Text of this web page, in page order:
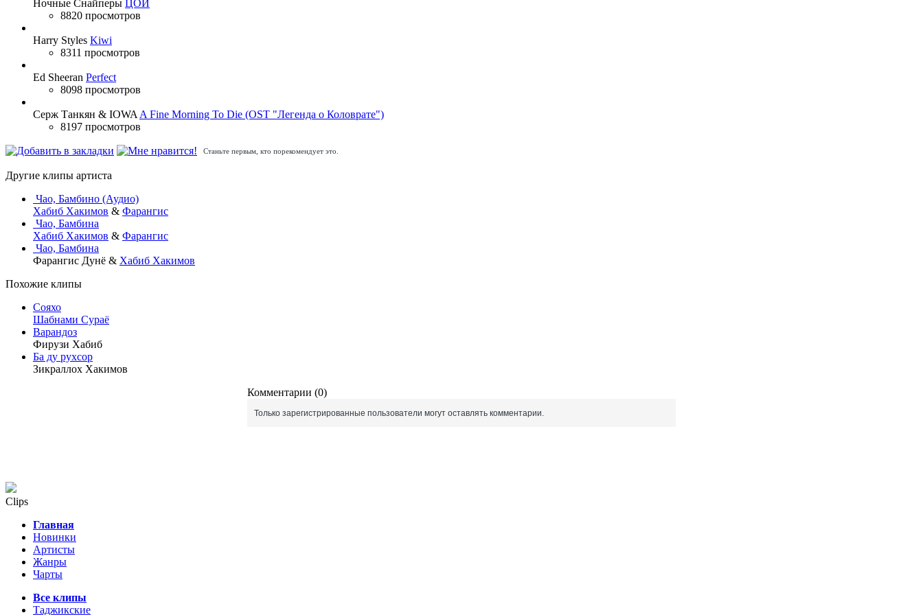
Ночные Снайперы ЦОЙ
8820 просмотров
Harry Styles Kiwi
8311 просмотров
Ed Sheeran Perfect
8098 просмотров
Серж Танкян & IOWA A Fine Morning To Die (OST "Легенда о Коловрате")
8197 просмотров
Станьте первым, кто порекомендует это.
Другие клипы артиста
Чао, Бамбино (Аудио)
Хабиб Хакимов & Фарангис
Чао, Бамбина
Хабиб Хакимов & Фарангис
Чао, Бамбина
Фарангис Дунё & Хабиб Хакимов
Похожие клипы
Сояхо
Шабнами Сураё
Варандоз
Фирузи Хабиб
Ба ду рухсор
Зикраллох Хакимов
Комментарии (0)
Только зарегистрированные пользователи могут оставлять комментарии.
Clips
Главная
Новинки
Артисты
Жанры
Чарты
Все клипы
Таджикские